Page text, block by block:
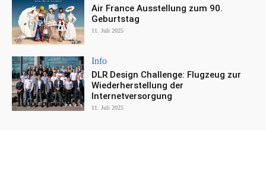
Air France Ausstellung zum 90.
Geburtstag
11. Juli 2025
Info
DLR Design Challenge: Flugzeug zur
Wiederherstellung der
Internetversorgung
11. Juli 2025